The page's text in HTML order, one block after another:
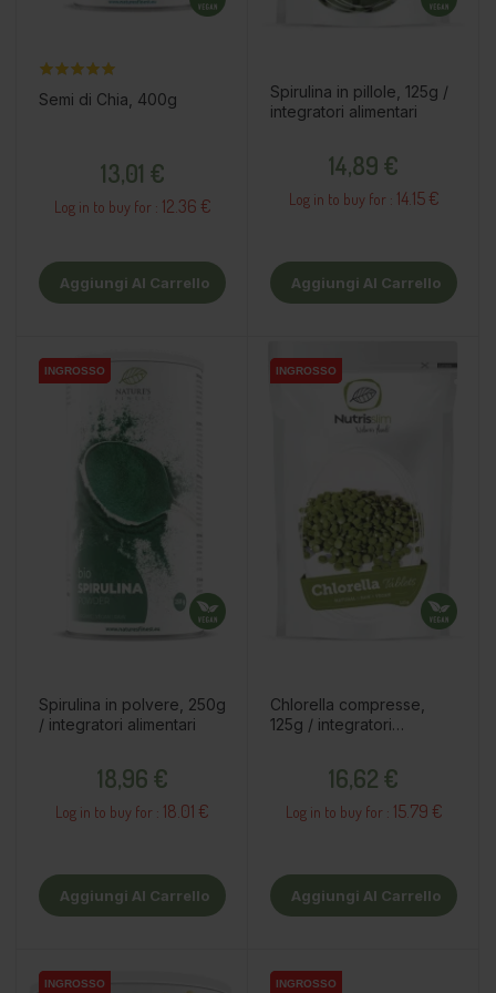
Semi di Chia, 400g
13,01 €
Log in to buy for : 12.36 €
Aggiungi Al Carrello
Spirulina in pillole, 125g /
integratori alimentari
14,89 €
Log in to buy for : 14.15 €
Aggiungi Al Carrello
INGROSSO
INGROSSO
Spirulina in polvere, 250g
/ integratori alimentari
18,96 €
Log in to buy for : 18.01 €
Aggiungi Al Carrello
INGROSSO
INGROSSO
Chlorella compresse,
125g / integratori
16,62 €
Log in to buy for : 15.79 €
Aggiungi Al Carrello
INGROSSO
INGROSSO INGROSSO
INGROSSO